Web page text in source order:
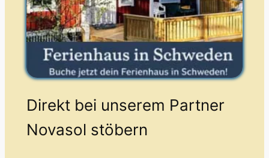
Direkt bei unserem Partner
Novasol stöbern